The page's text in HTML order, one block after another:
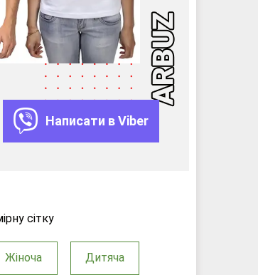
Написати в Viber
сітку
Жіноча Дитяча